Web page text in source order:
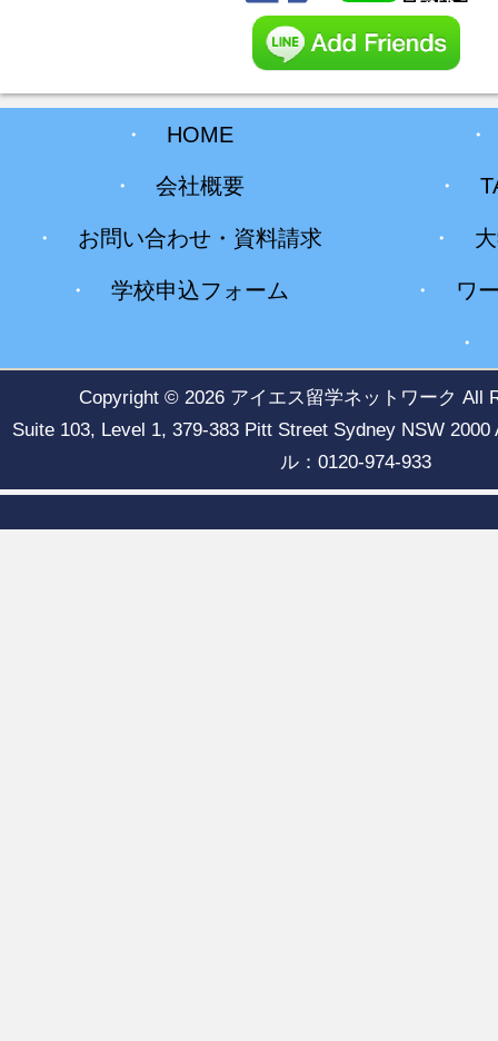
・ HOME
・ 会社概要 ・
・ お問い合わせ・資料請求 ・
・ 学校申込フォーム ・ ワ
Copyright © 2026 アイエス留学ネットワーク All
Suite 103, Level 1, 379-383 Pitt Street Sydney NSW
ル：0120-974-933